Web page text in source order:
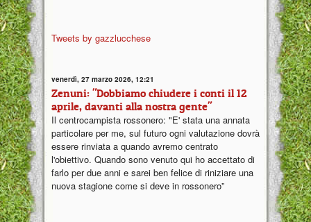
Tweets by gazzlucchese
venerdì, 27 marzo 2026, 12:21
Zenuni: "Dobbiamo chiudere i conti il 12
aprile, davanti alla nostra gente"
Il centrocampista rossonero: "E' stata una annata
particolare per me, sul futuro ogni valutazione dovrà
essere rinviata a quando avremo centrato
l'obiettivo. Quando sono venuto qui ho accettato di
farlo per due anni e sarei ben felice di riniziare una
nuova stagione come si deve in rossonero”